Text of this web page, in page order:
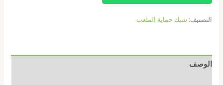
التصنيف: شبك حماية الملعب
الوصف